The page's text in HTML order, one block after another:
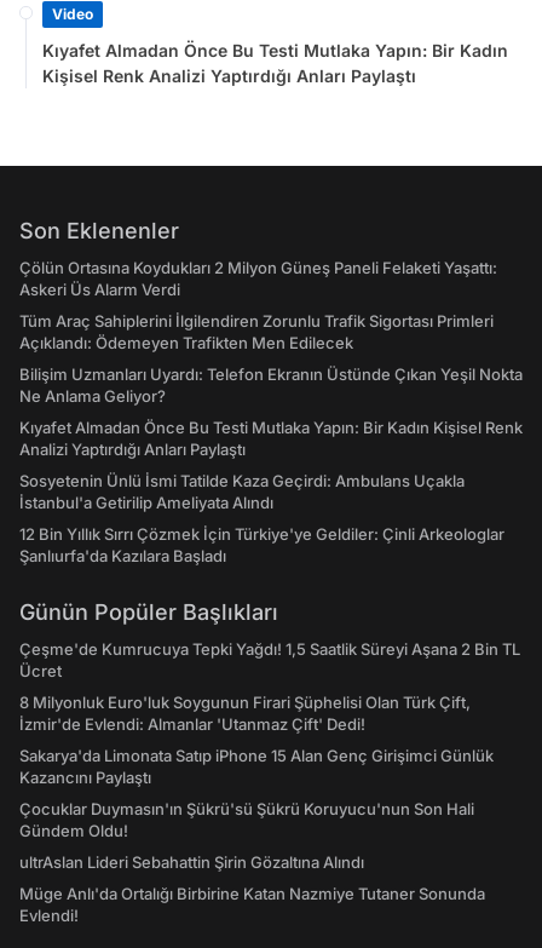
Video
Kıyafet Almadan Önce Bu Testi Mutlaka Yapın: Bir Kadın
Kişisel Renk Analizi Yaptırdığı Anları Paylaştı
Son Eklenenler
Çölün Ortasına Koydukları 2 Milyon Güneş Paneli Felaketi Yaşattı:
Askeri Üs Alarm Verdi
Tüm Araç Sahiplerini İlgilendiren Zorunlu Trafik Sigortası Primleri
Açıklandı: Ödemeyen Trafikten Men Edilecek
Bilişim Uzmanları Uyardı: Telefon Ekranın Üstünde Çıkan Yeşil Nokta
Ne Anlama Geliyor?
Kıyafet Almadan Önce Bu Testi Mutlaka Yapın: Bir Kadın Kişisel Renk
Analizi Yaptırdığı Anları Paylaştı
Sosyetenin Ünlü İsmi Tatilde Kaza Geçirdi: Ambulans Uçakla
İstanbul'a Getirilip Ameliyata Alındı
12 Bin Yıllık Sırrı Çözmek İçin Türkiye'ye Geldiler: Çinli Arkeologlar
Şanlıurfa'da Kazılara Başladı
Günün Popüler Başlıkları
Çeşme'de Kumrucuya Tepki Yağdı! 1,5 Saatlik Süreyi Aşana 2 Bin TL
Ücret
8 Milyonluk Euro'luk Soygunun Firari Şüphelisi Olan Türk Çift,
İzmir'de Evlendi: Almanlar 'Utanmaz Çift' Dedi!
Sakarya'da Limonata Satıp iPhone 15 Alan Genç Girişimci Günlük
Kazancını Paylaştı
Çocuklar Duymasın'ın Şükrü'sü Şükrü Koruyucu'nun Son Hali
Gündem Oldu!
ultrAslan Lideri Sebahattin Şirin Gözaltına Alındı
Müge Anlı'da Ortalığı Birbirine Katan Nazmiye Tutaner Sonunda
Evlendi!